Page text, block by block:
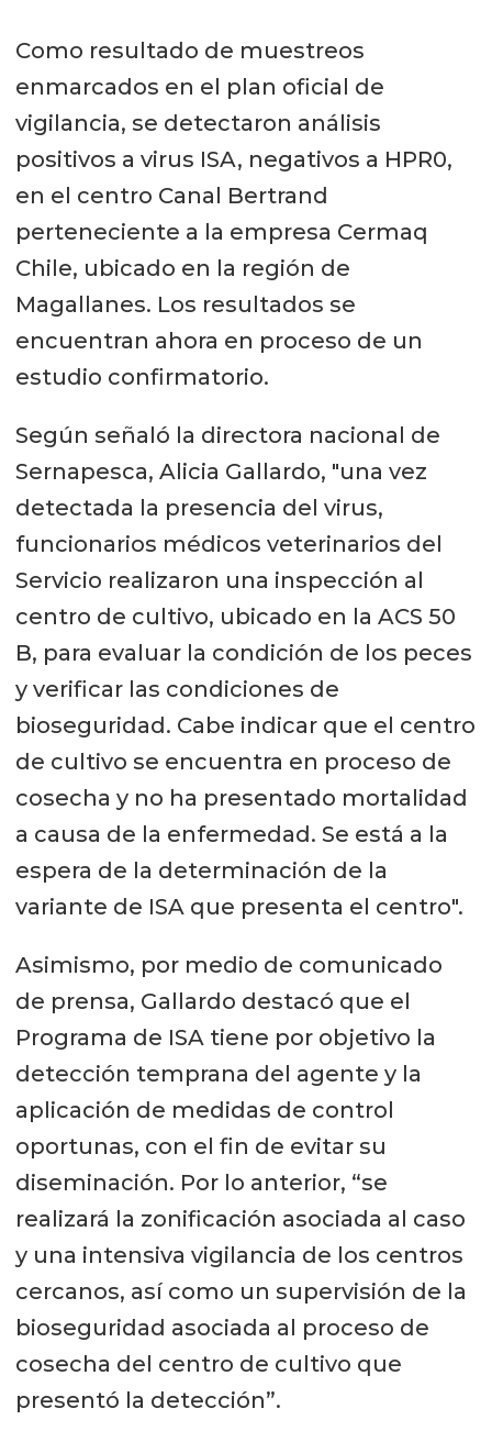
Como resultado de muestreos
enmarcados en el plan oficial de
vigilancia, se detectaron análisis
positivos a virus ISA, negativos a HPR0,
en el centro Canal Bertrand
perteneciente a la empresa Cermaq
Chile, ubicado en la región de
Magallanes. Los resultados se
encuentran ahora en proceso de un
estudio confirmatorio.
Según señaló la directora nacional de
Sernapesca, Alicia Gallardo, "una vez
detectada la presencia del virus,
funcionarios médicos veterinarios del
Servicio realizaron una inspección al
centro de cultivo, ubicado en la ACS 50
B, para evaluar la condición de los peces
y verificar las condiciones de
bioseguridad. Cabe indicar que el centro
de cultivo se encuentra en proceso de
cosecha y no ha presentado mortalidad
a causa de la enfermedad. Se está a la
espera de la determinación de la
variante de ISA que presenta el centro".
Asimismo, por medio de comunicado
de prensa, Gallardo destacó que el
Programa de ISA tiene por objetivo la
detección temprana del agente y la
aplicación de medidas de control
oportunas, con el fin de evitar su
diseminación. Por lo anterior, “se
realizará la zonificación asociada al caso
y una intensiva vigilancia de los centros
cercanos, así como un supervisión de la
bioseguridad asociada al proceso de
cosecha del centro de cultivo que
presentó la detección”.